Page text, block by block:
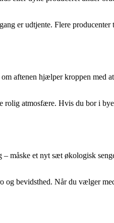
er udtjente. Flere
aftenen hjælper kroppen
atmosfære. Hvis du bor i
måske et nyt sæt økologisk
bevidsthed. Når du vælger